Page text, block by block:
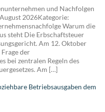
und Nachfolgen
2026Kategorie:
Warum die
steht Die Erbschaftsteuer
Am 12. Oktober
der
bei zentralen Regeln des
Am […]
Betriebsausgaben dem